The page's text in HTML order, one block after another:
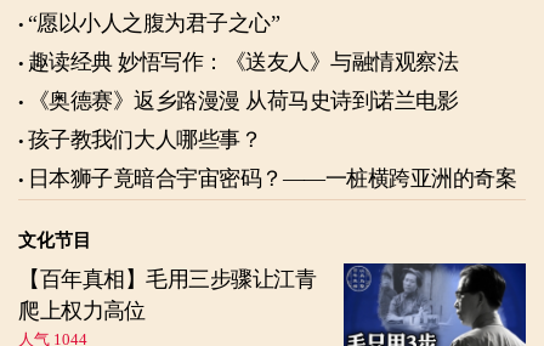
“愿以小人之腹为君子之心”
趣读经典 妙悟写作：《送友人》与融情观察法
《奥德赛》返乡路漫漫 从荷马史诗到诺兰电影
孩子教我们大人哪些事？
日本狮子竟暗合宇宙密码？——一桩横跨亚洲的奇案
文化节目
【百年真相】毛用三步骤让江青
爬上权力高位
人气 1044